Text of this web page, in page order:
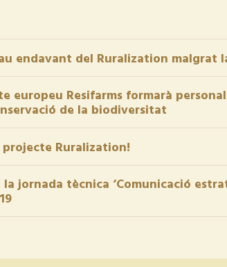
endavant del Ruralization malgrat
europeu Resifarms formarà
de la biodiversitat
projecte Ruralization!
la jornada tècnica ‘Comunicació